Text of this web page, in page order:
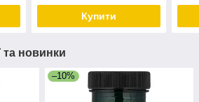
Купити
та новинки
–10%